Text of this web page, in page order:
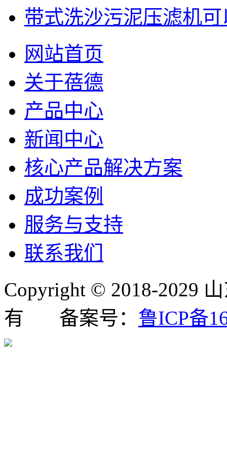
带式洗沙污泥压滤机
网站首页
关于蓓德
产品中心
新闻中心
核心产品解决方案
成功案例
服务与支持
联系我们
Copyright © 2018-2029
有 备案号： 鲁ICP备